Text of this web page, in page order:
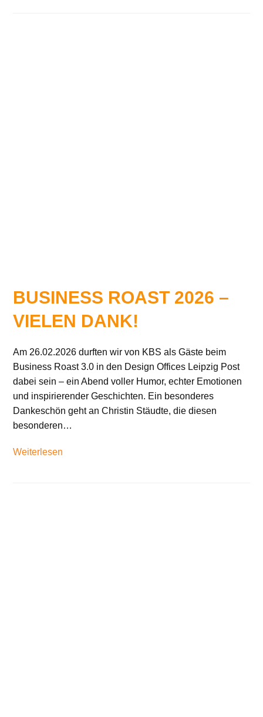
BUSINESS ROAST 2026 –
VIELEN DANK!
Am 26.02.2026 durften wir von KBS als Gäste beim
Business Roast 3.0 in den Design Offices Leipzig Post
dabei sein – ein Abend voller Humor, echter Emotionen
und inspirierender Geschichten. Ein besonderes
Dankeschön geht an Christin Stäudte, die diesen
besonderen…
Weiterlesen